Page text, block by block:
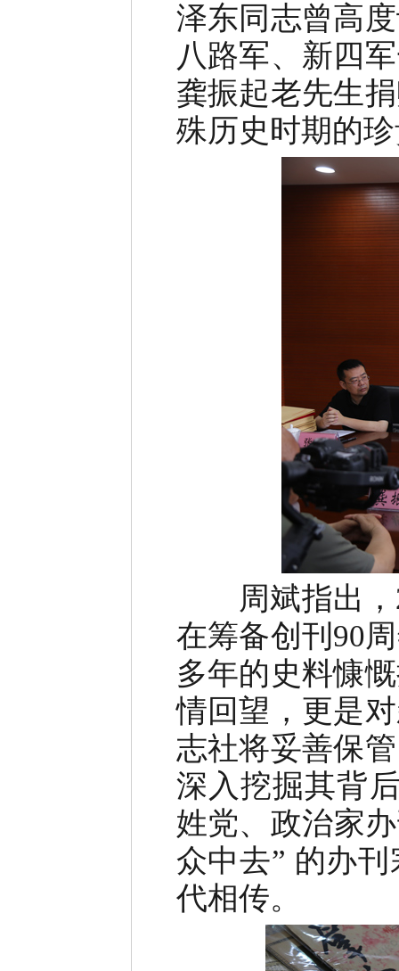
泽东同志曾高
八路军、新四
龚振起老先生
殊历史时期的
周斌指出，
在筹备创刊90
多年的史料慷
情回望，更是
志社将妥善保
深入挖掘其背
姓党、政治家
众中去” 的办
代相传。